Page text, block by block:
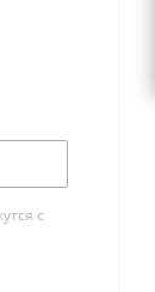
с